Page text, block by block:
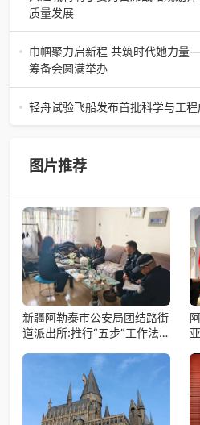
白金汉爵大酒店大
质量发展
2026年4月16日，大返城（浙江
约仪式，正式特聘丁娄先生担任
强强联合，是大返城集团深度
巾帼聚力启新程 共筑时代她力
筹备会圆满举办
巾帼聚力启新程 共筑时代她力
筹备会圆满举办2026年4月15日，
轻舟试验飞船发布首批科学与工
果。据中国科学院微小卫星
图片推荐
新疆阿勒泰市公安局团结路街
道派出所:推行“五步”工作法